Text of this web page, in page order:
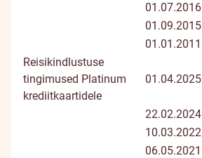
01.07.2016
01.09.2015
01.01.2011
Reisikindlustuse
tingimused Platinum
krediitkaartidele
01.04.2025
22.02.2024
10.03.2022
06.05.2021